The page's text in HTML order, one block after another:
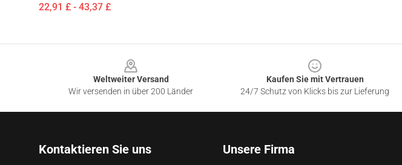
22,91 £ - 43,37 £
Weltweiter Versand
Wir versenden in über 200 Länder
Kaufen Sie mit Vertrauen
24/7 Schutz von Klicks bis zur Lieferung
Kontaktieren Sie uns Unsere Firma